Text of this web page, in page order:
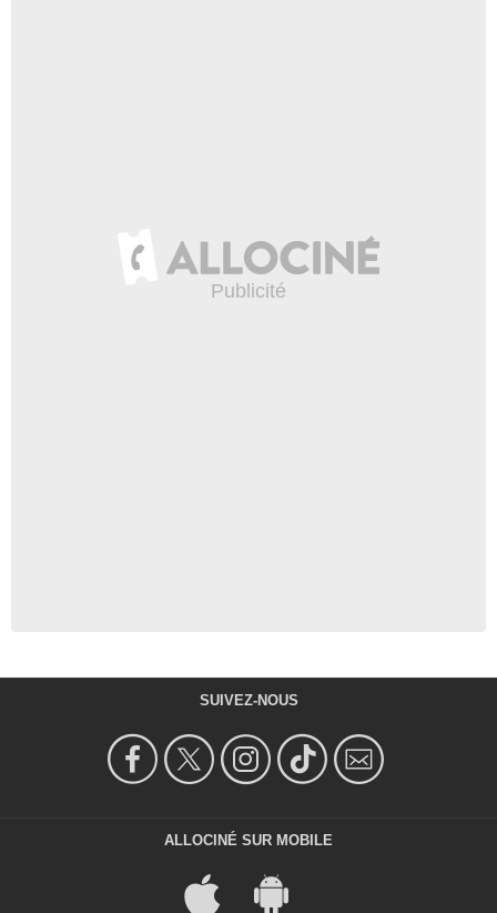
SUIVEZ-NOUS
ALLOCINÉ SUR MOBILE